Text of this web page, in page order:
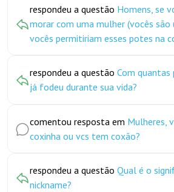
respondeu a questão Homens, se
morar com uma mulher (vocês são
vocês permitiriam esses potes na
respondeu a questão Com quantas
já fodeu durante sua vida?
comentou resposta em Mulheres,
coxinha ou vcs tem coxão?
respondeu a questão Qual é o
nickname?